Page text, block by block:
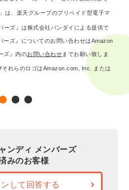
は、楽天グループのプリペイド型電子マ
ズ』は株式会社バンダイによる提供で
ーズ』についてのお問い合わせはAmazon
ズ』内のお問い合わせまでお願い致しま
れらのロゴはAmazon.com, Inc. または
ンディ メンバーズ
みのお客様
ンして回答する